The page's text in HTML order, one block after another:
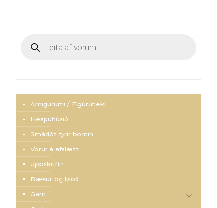
search
Amigurumi / Fígúruhekl
Hespuhúsið
Smádót fyrir börnin
Vörur á afslætti
Uppskriftir
Bækur og blöð
Garn